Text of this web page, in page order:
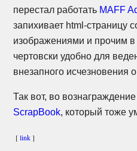
перестал работать MAFF
запихивает html-страницу
изображениями и прочим
чертовски удобно для
внезапного исчезновения
Так вот, во
ScrapBook, который тоже
[link]